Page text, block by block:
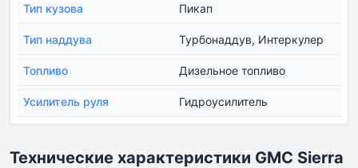
Тип кузова Пикап
Тип наддува Турбонаддув, Интеркулер
Топливо Дизельное топливо
Усилитель руля Гидроусилитель
Технические характеристики GMC Sierra